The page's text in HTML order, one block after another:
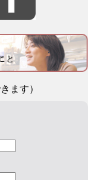
ます）